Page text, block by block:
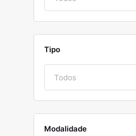
Tipo
Modalidade